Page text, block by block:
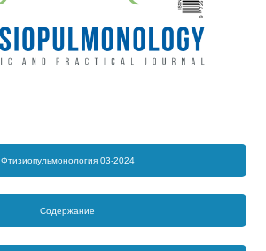
Фтизиопульмонология 03-2024
Содержание